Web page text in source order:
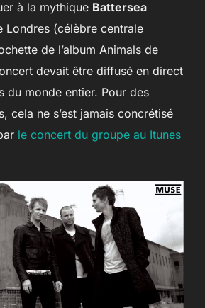
à la mythique Battersea
Londres (célèbre centrale
de l’album Animals de
devait être diffusé en direct
du monde entier. Pour des
cela ne s’est jamais concrétisé
le concert du groupe au Itunes